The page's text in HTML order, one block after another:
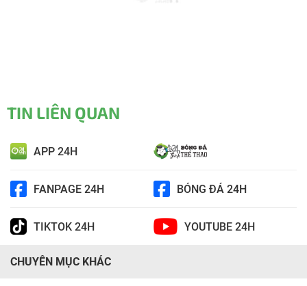
TIN LIÊN QUAN
APP 24H
FANPAGE 24H BÓNG ĐÁ 24H
TIKTOK 24H YOUTUBE 24H
CHUYÊN MỤC KHÁC